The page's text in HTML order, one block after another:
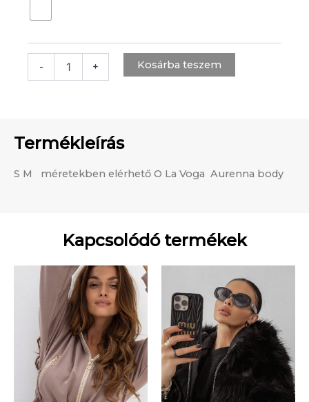
- + Kosárba teszem
Termékleírás
S M méretekben elérhető O La Voga Aurenna body
Kapcsolódó termékek
Ennek
terméknek
több
variációja
van.
A
változatok
van.
A